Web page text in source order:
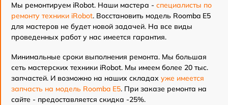
Мы ремонтируем iRobot. Наши мастера - специалисты по
ремонту техники iRobot. Восстановить модель Roomba E5
для мастеров не будет новой задачей. На все виды
проведенных работ у нас имеется гарантия.
Минимальные сроки выполнения ремонта. Мы большая
сеть мастерских техники iRobot. Мы имеем более 20 тыс.
запчастей. И возможно на наших складах уже имеется
запчасть на модель Roomba E5. При заказе ремонта на
сайте - предоставляется скидка -25%.